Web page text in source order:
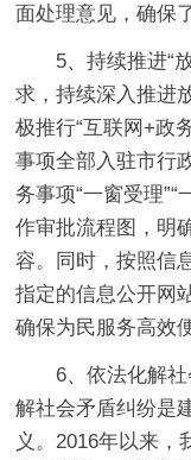
面处理意见，确保
5、持续推进“
求，持续深入推进
极推行“互联网+政
事项全部入驻市行
务事项“一窗受理”“
作审批流程图，明
容。同时，按照信
指定的信息公开网
确保为民服务高效
6、依法化解
解社会矛盾纠纷是
义。2016年以来，